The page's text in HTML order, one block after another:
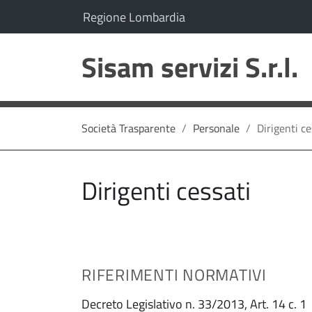
vai al contenuto
vai al menu principaleIl comune di Sisam servizi S.r.l. appartiene a:
Regione Lombardia(Apre il link in una nuova
Sisam servizi S.r.l.
Società Trasparente Personale Dirigenti
Dirigenti cessati
RIFERIMENTI NORMATIVI
Decreto Legislativo n. 33/2013, Art. 14 c. 1